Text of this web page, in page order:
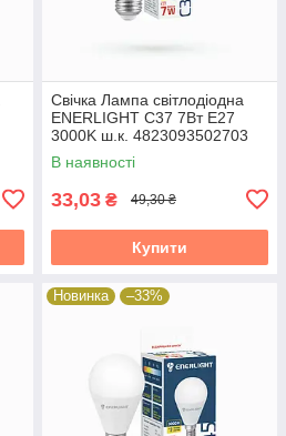
Свічка Лампа світлодіодна
ENERLIGHT С37 7Вт E27
3000K ш.к. 4823093502703
19824
В наявності
33,03 ₴ 49,30 ₴
Купити
Новинка –33%